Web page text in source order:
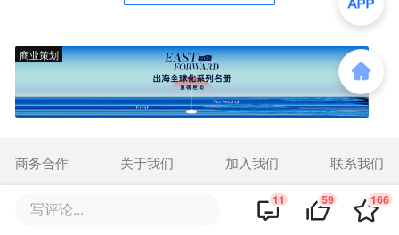
商业策划
写评论... 11 59 166
商务合作 关于我们 加入我们
联系我们
我要入驻 投资者关系